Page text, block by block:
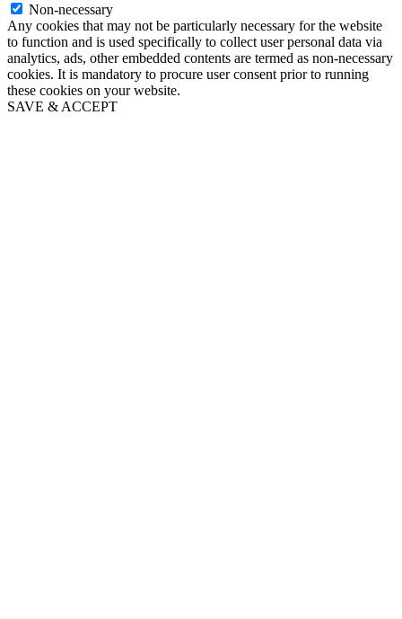
Non-necessary
Any cookies that may not be particularly necessary for the website
to function and is used specifically to collect user personal data via
analytics, ads, other embedded contents are termed as non-necessary
cookies. It is mandatory to procure user consent prior to running
these cookies on your website.
SAVE & ACCEPT